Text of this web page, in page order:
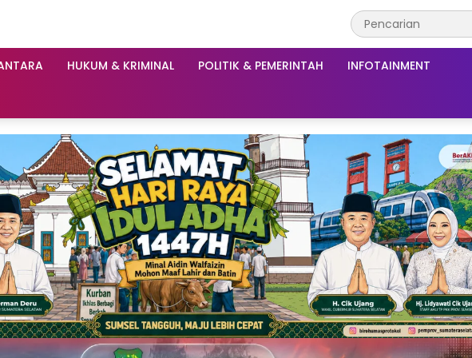
HUKUM & KRIMINAL POLITIK & PEMERINTAH INFOTAINMENT